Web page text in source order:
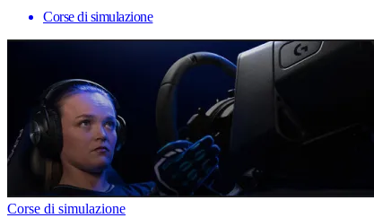
Corse di simulazione
Corse di simulazione